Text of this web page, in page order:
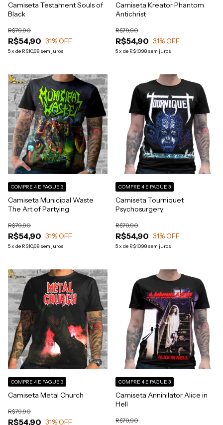
Camiseta Testament Souls of
Black
R$54,90
R$79,90
31% OFF
5x de R$10,98 sem juros
Camiseta Kreator Phantom
Antichrist
R$54,90
R$79,90
31% OFF
5x de R$10,98 sem juros
Camiseta Municipal Waste
The Art of Partying
R$54,90
R$79,90
31% OFF
5x de R$10,98 sem juros
COMPRE 4 E PAGUE 3
Camiseta Tourniquet
Psychosurgery
R$54,90
R$79,90
31% OFF
5x de R$10,98 sem juros
COMPRE 4 E PAGUE 3
Camiseta Metal Church
R$54,90
R$79,90
31% OFF
COMPRE 4 E PAGUE 3
Camiseta Annihilator Alice in
Hell
R$79,90
COMPRE 4 E PAGUE 3